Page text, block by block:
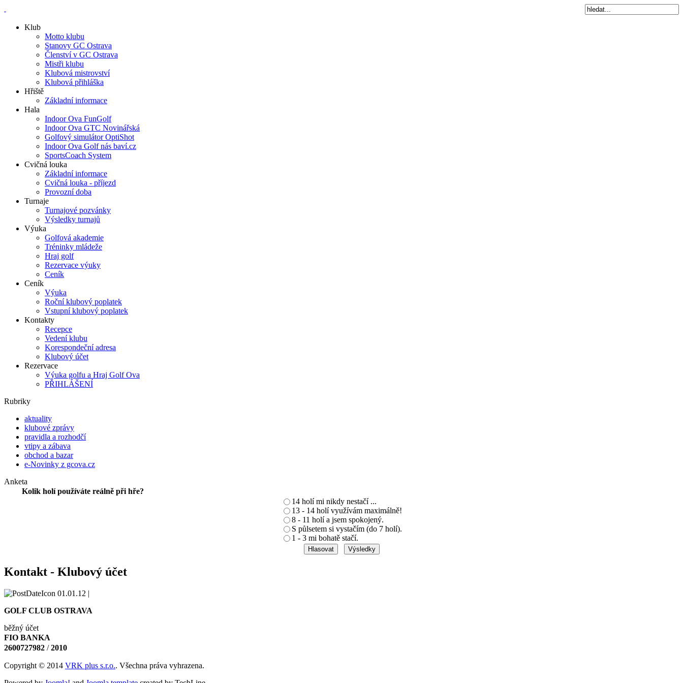
Klub
Motto klubu
Stanovy GC Ostrava
Členství v GC Ostrava
Mistři klubu
Klubová mistrovství
Klubová přihláška
Hřiště
Základní informace
Hala
Indoor Ova FunGolf
Indoor Ova GTC Novinářská
Golfový simulátor OptiShot
Indoor Ova Golf nás baví.cz
SportsCoach System
Cvičná louka
Základní informace
Cvičná louka - příjezd
Provozní doba
Turnaje
Turnajové pozvánky
Výsledky turnajů
Výuka
Golfová akademie
Tréninky mládeže
Hraj golf
Rezervace výuky
Ceník
Ceník
Výuka
Roční klubový poplatek
Vstupní klubový poplatek
Kontakty
Recepce
Vedení klubu
Korespondeční adresa
Klubový účet
Rezervace
Výuka golfu a Hraj Golf Ova
PŘIHLÁŠENÍ
Rubriky
aktuality
klubové zprávy
pravidla a rozhodčí
vtipy a zábava
obchod a bazar
e-Novinky z gcova.cz
Anketa
Kolik holí používáte reálně při hře?
14 holí mi nikdy nestačí ...
13 - 14 holí využívám maximálně!
8 - 11 holí a jsem spokojený.
S půlsetem si vystačím (do 7 holí).
1 - 3 mi bohatě stačí.
Kontakt - Klubový účet
01.01.12 |
GOLF CLUB OSTRAVA
běžný účet
FIO BANKA
2600727982 /2010
Copyright © 2014 VRK plus s.r.o.. Všechna práva vyhrazena.